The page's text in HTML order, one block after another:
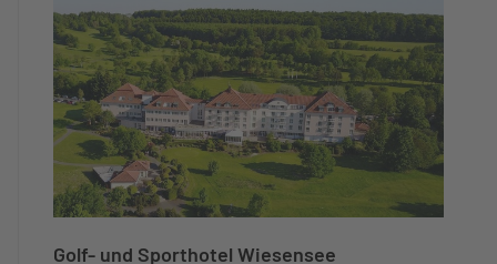
Golf- und Sporthotel Wiesensee